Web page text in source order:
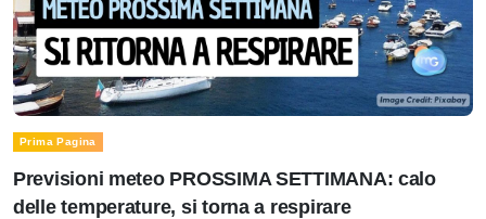
Prima Pagina
Previsioni meteo PROSSIMA SETTIMANA: calo
delle temperature, si torna a respirare